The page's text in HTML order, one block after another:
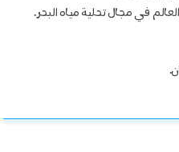
في مجال تحلية مياه البحر.